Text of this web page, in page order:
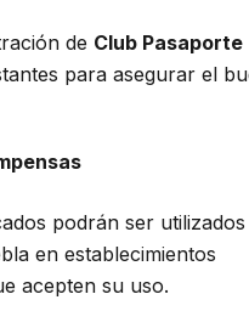
de Club Pasaporte
para asegurar el
podrán ser
en establecimientos
acepten su uso.